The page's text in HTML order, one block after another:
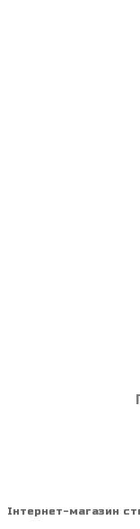
Інтернет-магазин